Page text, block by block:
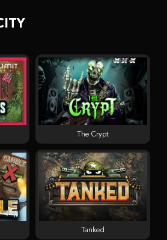
The Crypt
Tanked